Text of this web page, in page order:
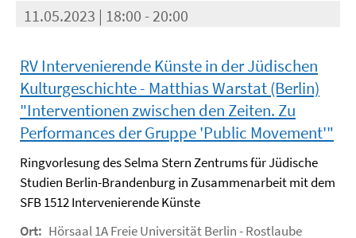
11.05.2023 | 18:00 - 20:00
RV Intervenierende Künste in der Jüdischen
Kulturgeschichte - Matthias Warstat (Berlin)
"Interventionen zwischen den Zeiten. Zu
Performances der Gruppe 'Public Movement'"
Ringvorlesung des Selma Stern Zentrums für Jüdische
Studien Berlin-Brandenburg in Zusammenarbeit mit dem
SFB 1512 Intervenierende Künste
Ort: Hörsaal 1A Freie Universität Berlin - Rostlaube